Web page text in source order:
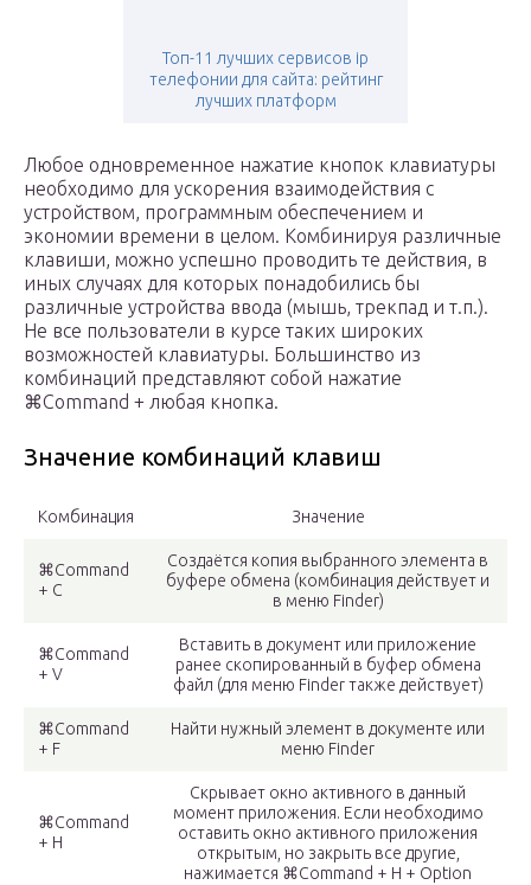
Топ-11 лучших сервисов ip
телефонии для сайта: рейтинг
лучших платформ
Любое одновременное нажатие кнопок клавиатуры
необходимо для ускорения взаимодействия с
устройством, программным обеспечением и
экономии времени в целом. Комбинируя различные
клавиши, можно успешно проводить те действия, в
иных случаях для которых понадобились бы
различные устройства ввода (мышь, трекпад и т.п.).
Не все пользователи в курсе таких широких
возможностей клавиатуры. Большинство из
комбинаций представляют собой нажатие
⌘Command + любая кнопка.
Значение комбинаций клавиш
Комбинация Значение
⌘Command
+ C
Создаётся копия выбранного элемента в
буфере обмена (комбинация действует и
в меню Finder)
⌘Command
+ V
Вставить в документ или приложение
ранее скопированный в буфер обмена
файл (для меню Finder также действует)
⌘Command
+ F
Найти нужный элемент в документе или
меню Finder
⌘Command
+ H
Скрывает окно активного в данный
момент приложения. Если необходимо
оставить окно активного приложения
открытым, но закрыть все другие,
нажимается ⌘Command + H + Option